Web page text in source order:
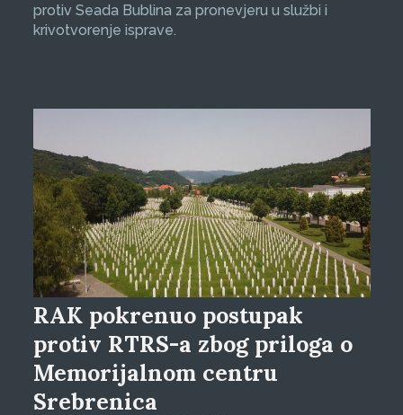
protiv Seada Bublina za pronevjeru u službi i
krivotvorenje isprave.
RAK pokrenuo postupak
protiv RTRS-a zbog priloga o
Memorijalnom centru
Srebrenica